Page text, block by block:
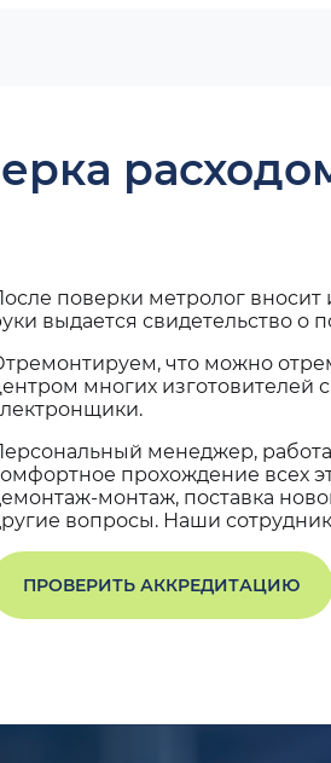
поверки метролог
выдается свидетельство о
что можно
многих
менеджер,
прохождение всех
монтаж, поставка
вопросы. Наши
ПРОВЕРИТЬ АККРЕДИТАЦИЮ